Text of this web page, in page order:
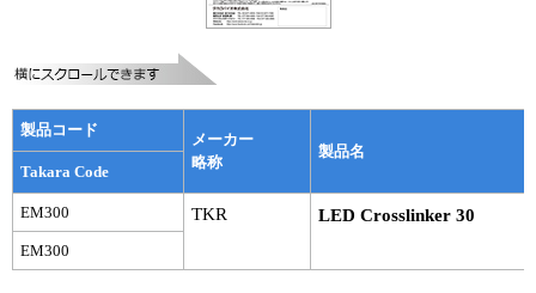
遺伝子検査ガイド（食品・水質・家畜他）
NGSポータルサイト
幹細胞・再生医療研究ガイド
製品コード
メーカー
略称
製品名
Takara Code
EM300 TKR LED Crosslinker 30
EM300